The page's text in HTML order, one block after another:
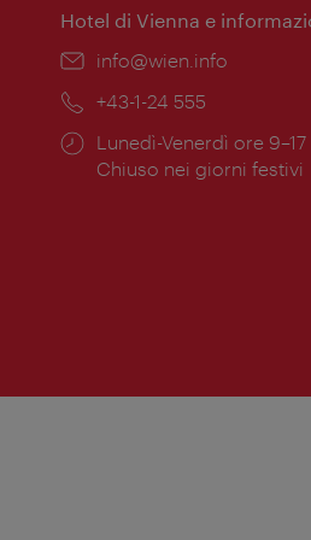
Hotel di Vienna e
Email:
info@wien.info
Telefono:
+43-1-24 555
Orari
di
Lunedì-Venerdì ore 9–17
Chiuso nei giorni festivi